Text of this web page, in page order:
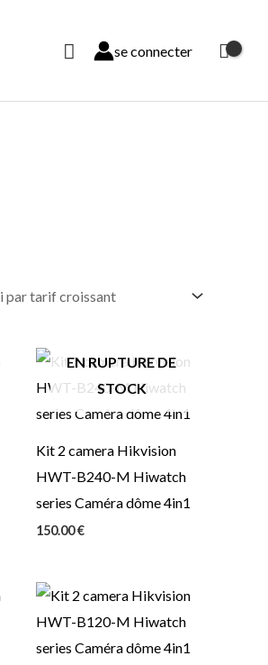
Rechercher
se connecter
EN RUPTURE DE
STOCK
Kit 2 camera Hikvision
HWT-B240-M Hiwatch
series Caméra dôme 4in1
150.00€